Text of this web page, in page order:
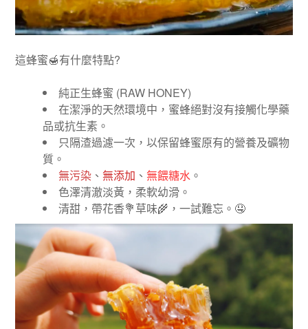
這蜂蜜🍯有什麼特點?
純正生蜂蜜 (RAW HONEY)
在潔淨的天然環境中，蜜蜂絕對沒有接觸化學藥
品或抗生素。
只隔渣過濾一次，以保留蜂蜜原有的營養及礦物
質。
無污染 、 無添加 、 無餵糖水 。
色澤清澈淡黃，柔軟幼滑。
清甜，帶花香💐草味🌾 ，一試難忘。 🤤